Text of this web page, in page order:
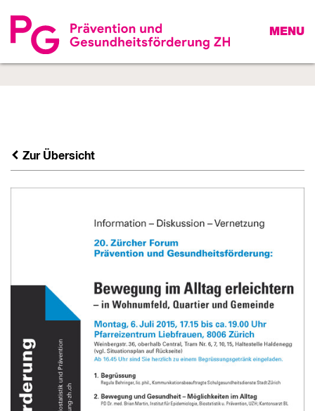
MENU
Zur Übersicht